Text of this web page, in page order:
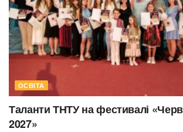
ОСВІТА
Таланти ТНТУ на фестивалі
2027»